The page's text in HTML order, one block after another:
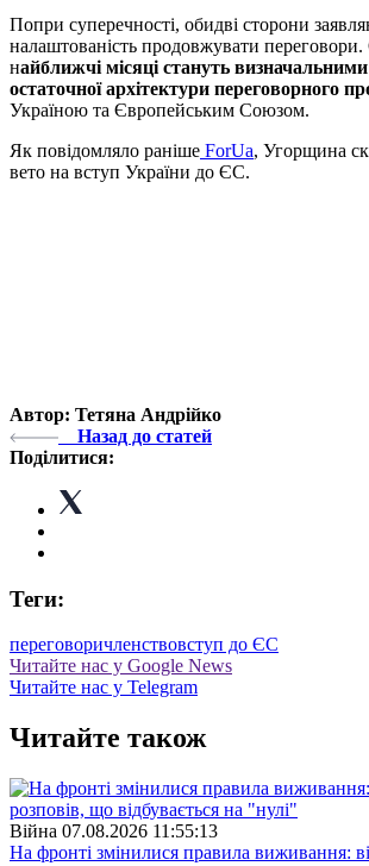
Попри суперечності, обидві сторони
налаштованість продовжувати
найближчі місяці стануть
остаточної архітектури переговорного
Україною та Європейським Союзом.
Як повідомляло раніше ForUa, Угорщина
вето на вступ України до ЄС.
Автор: Тетяна Андрійко
Назад до статей
Поділитися:
Теги:
переговоричленствовступ до ЄС
Читайте нас у Google News
Читайте нас у Telegram
Читайте також
Війна 07.08.2026 11:55:13
На фронті змінилися правила виживання: